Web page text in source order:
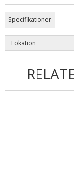
Specifikationer
Lokation